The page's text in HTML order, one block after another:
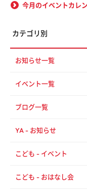
今月のイベントカレ
カテゴリ別
お知らせ一覧
イベント一覧
ブログ一覧
YA - お知らせ
こども - イベント
こども - おはなし会